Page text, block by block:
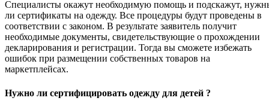
Специалисты окажут необходимую помощь и подскажут,
ли сертификаты на одежду. Все процедуры будут проведены в
соответствии с законом. В результате заявитель получит
необходимые документы, свидетельствующие о прохождении
декларирования и регистрации. Тогда вы сможете избежать
ошибок при размещении собственных товаров на
маркетплейсах.
Нужно ли сертифицировать одежду для детей ?